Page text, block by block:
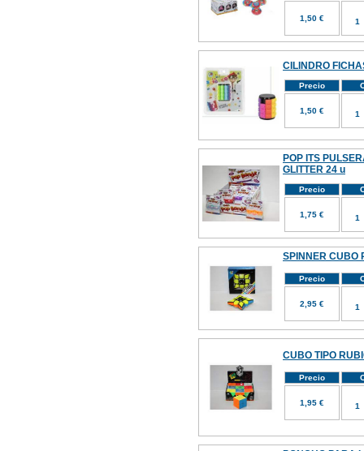
1,50 €
CILINDRO
Precio
1,50 €
POP ITS
GLITTER 24 u
Precio
1,75 €
SPINNER CUBO
Precio
2,95 €
CUBO TIPO
Precio
1,95 €